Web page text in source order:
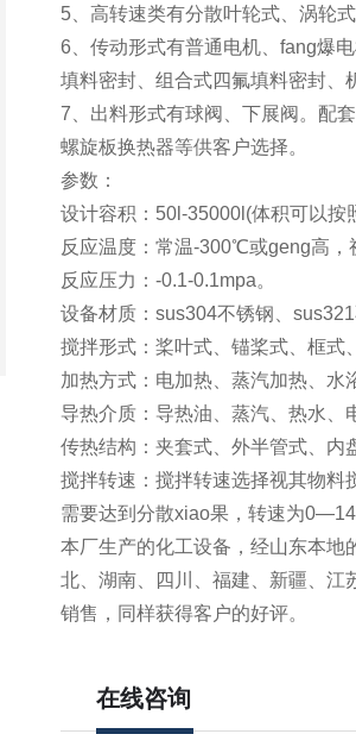
5、高转速类有分散叶轮式、涡轮
6、传动形式有普通电机、fang爆
填料密封、组合式四氟填料密封、
7、出料形式有球阀、下展阀。配
螺旋板换热器等供客户选择。
参数：
设计容积：50l-35000l(体积可以按
反应温度：常温-300℃或geng高，
反应压力：-0.1-0.1mpa。
设备材质：sus304不锈钢、
搅拌形式：桨叶式、锚桨式、框式
加热方式：电加热、蒸汽加热、水
导热介质：导热油、蒸汽、热水、
传热结构：夹套式、外半管式、内
搅拌转速：搅拌转速选择视其物料
需要达到分散xiao果，转速为
本厂生产的化工设备，经山东本地
北、湖南、四川、福建、新疆、江
销售，同样获得客户的好评。
在线咨询